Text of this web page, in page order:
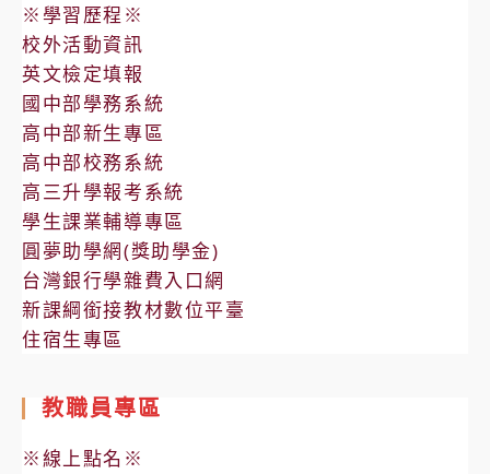
※學習歷程※
校外活動資訊
英文檢定填報
國中部學務系統
高中部新生專區
高中部校務系統
高三升學報考系統
學生課業輔導專區
圓夢助學網(獎助學金)
台灣銀行學雜費入口網
新課綱銜接教材數位平臺
住宿生專區
教職員專區
※線上點名※